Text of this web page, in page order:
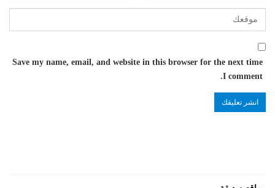
Save my name, email, and website in this browser for the next time
I comment.